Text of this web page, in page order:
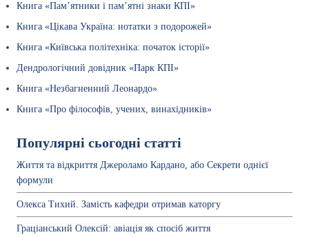
Книга «Пам’ятники і пам’ятні знаки КПІ»
Книга «Цікава Україна: нотатки з подорожей»
Книга «Київська політехніка: початок історії»
Дендрологічний довідник «Парк КПІ»
Книга «Незбагненний Леонардо»
Книга «Про філософів, учених, винахідників»
Популярні сьогодні статті
Життя та відкриття Джероламо Кардано, або Секрети однієї
формули
Олекса Тихий. Замість кафедри отримав каторгу
Граціанський Олексій: авіація як спосіб життя